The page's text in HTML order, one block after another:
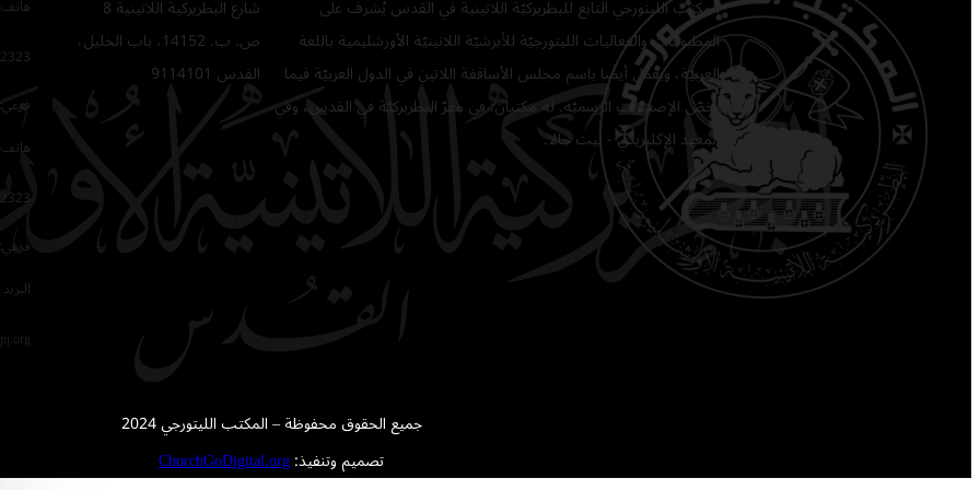
المكتب الليتورجي التابع للبطريركيّة اللاتينية في القدس يُشرف على
المطبوعات والفعاليات الليتورجيّة للأبرشيّة اللاتينيّة الأورشليمية باللغة
العربيّة، ويعمل أيضًا باسم مجلس الأساقفة اللاتين في الدول العربيّة فيما
يخصّ الإصدارات الرسميّة. له مكتبان: في مقرّ البطريركيّة في القدس، وفي
المعهد الإكليريكي - بيت جالا.
شارع البطريركية اللاتينية 8
ص. ب. 14152، باب الخليل،
القدس 9114101
فرعي: 464
هاتف
فرعي: 216
جميع الحقوق محفوظة – المكتب الليتورجي 2024
تصميم وتنفيذ:ChurchGoDigital.org